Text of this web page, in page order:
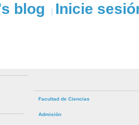
blog
Inicie
Facultad de Ciencias
Admisión